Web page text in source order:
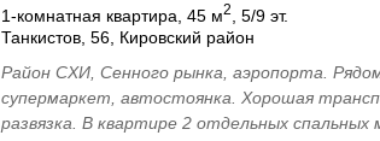
1-комнатная квартира, 45 м2
, 5/9 эт.
Танкистов, 56, Кировский район
Район СХИ, Сенного рынка, аэропорта.
супермаркет, автостоянка. Хорошая
развязка. В квартире 2 отдельных спальных